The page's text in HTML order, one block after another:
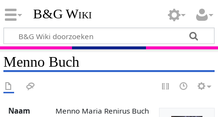
B&G Wiki
Menno Buch
Naam Menno Maria Renirus Buch